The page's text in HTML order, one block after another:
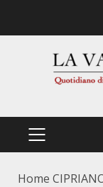
PRIMÄRES
Home